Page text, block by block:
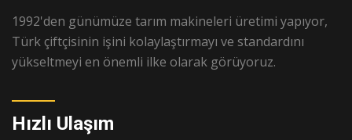
1992'den günümüze tarım makineleri üretimi yapıyor,
Türk çiftçisinin işini kolaylaştırmayı ve standardını
yükseltmeyi en önemli ilke olarak görüyoruz.
Hızlı Ulaşım